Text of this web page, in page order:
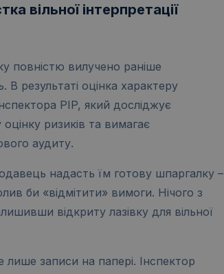
вільної інтерпретації
повністю вилучено раніше
В результаті оцінка характеру
PIP, який досліджує
ризиків та вимагає
аудиту.
надасть їм готову шпаргалку –
би «відмітити» вимоги. Нічого з
відкриту лазівку для вільної
записи на папері. Інспектор